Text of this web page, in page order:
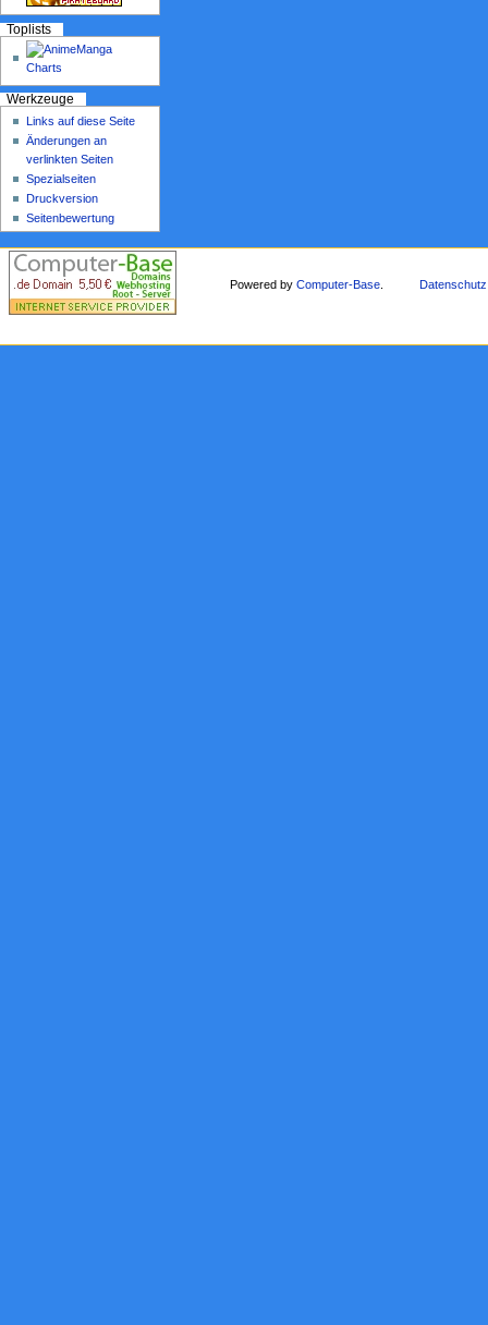
Toplists
Werkzeuge
Links auf diese Seite
Änderungen an
verlinkten Seiten
Spezialseiten
Druckversion
Seitenbewertung
Powered byComputer-Base Datenschutz